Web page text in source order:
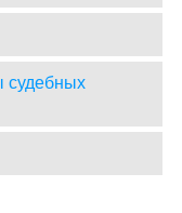
судебных